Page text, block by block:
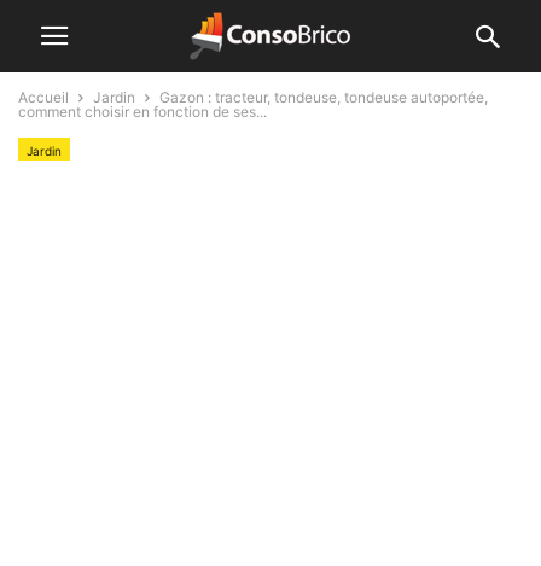
Accueil Jardin
Gazon : tracteur, tondeuse, tondeuse autoportée,
comment choisir en fonction de ses...
Jardin